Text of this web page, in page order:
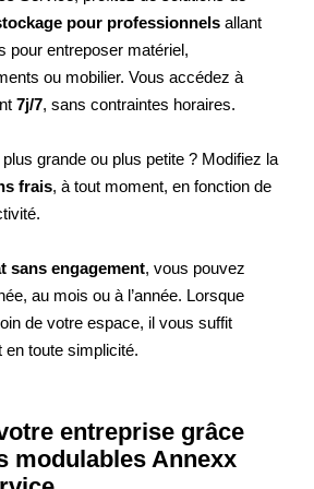
pour professionnels allant
pour entreposer matériel,
ou mobilier. Vous accédez à
7j/7, sans contraintes horaires.
grande ou plus petite ? Modifiez la
frais, à tout moment, en fonction de
sans engagement, vous pouvez
au mois ou à l’année. Lorsque
de votre espace, il vous suffit
en toute simplicité.
entreprise grâce
modulables Annexx